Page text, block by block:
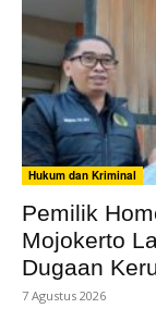
Hukum dan Kriminal
Pemilik
Mojokerto
Dugaan
7 Agustus 2026